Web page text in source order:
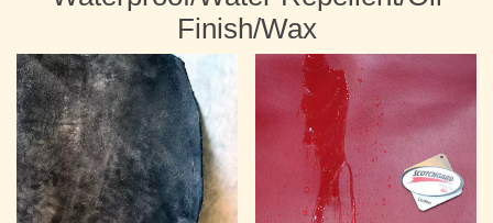
Finish/Wax